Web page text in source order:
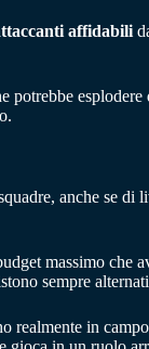
affidabili
potrebbe
anche se di
massimo che
sempre
realmente in